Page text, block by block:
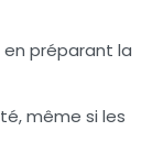
en préparant la
même si les